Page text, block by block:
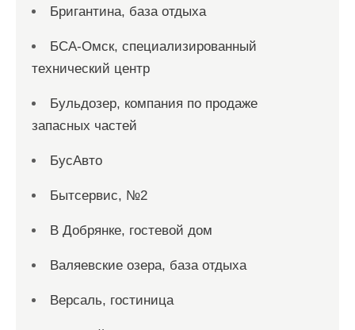
Бригантина, база отдыха
БСА-Омск, специализированный
технический центр
Бульдозер, компания по продаже
запасных частей
БусАвто
Бытсервис, №2
В Добрянке, гостевой дом
Валяевские озера, база отдыха
Версаль, гостиница